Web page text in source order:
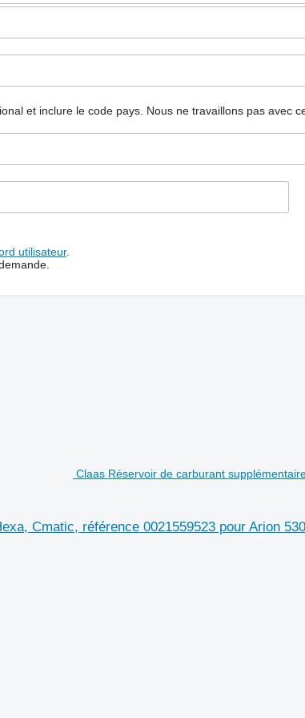
et inclure le code pays. Nous ne travaillons pas avec
utilisateur.
Claas Réservoir de carburant
Cmatic, référence 0021559523 pour Arion 530